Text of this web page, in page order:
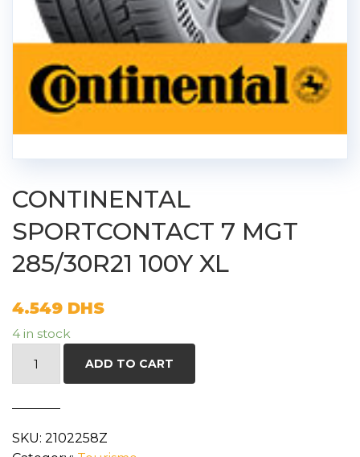
CONTINENTAL
SPORTCONTACT 7 MGT
285/30R21 100Y XL
4.549 DHS
4 in stock
285/30R21
ADD TO CART
SKU: 2102258Z